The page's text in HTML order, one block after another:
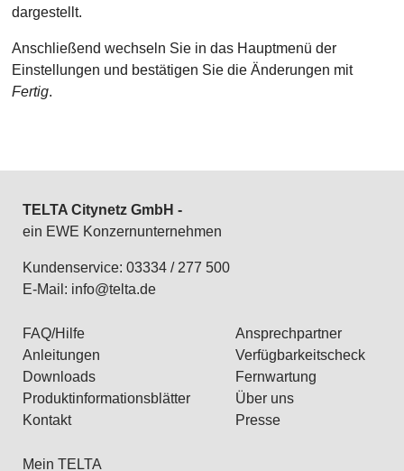
dargestellt.
Anschließend wechseln Sie in das Hauptmenü der
Einstellungen und bestätigen Sie die Änderungen mit
Fertig.
TELTA Citynetz GmbH -
ein EWE Konzernunternehmen
Kundenservice: 03334 / 277 500
E-Mail: info@telta.de
FAQ/Hilfe
Anleitungen
Downloads
Produktinformationsblätter
Kontakt
Ansprechpartner
Verfügbarkeitscheck
Fernwartung
Über uns
Presse
Mein TELTA